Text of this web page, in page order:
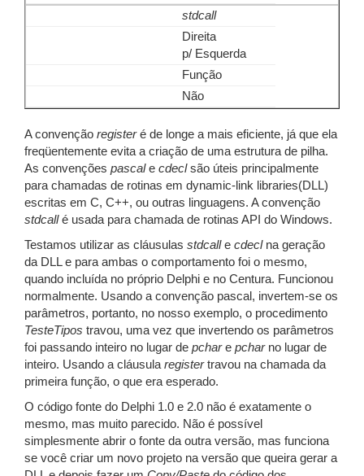
stdcall
Direita
p/ Esquerda
Função
Não
A convenção registeré de longe a mais eficiente, já que ela
freqüentemente evita a criação de uma estrutura de pilha.
As convenções pascale cdeclsão úteis principalmente
para chamadas de rotinas em dynamic-link libraries(DLL)
escritas em C, C++, ou outras linguagens. A convenção
stdcallé usada para chamada de rotinas API do Windows.
Testamos utilizar as cláusulas stdcalle cdeclna geração
da DLL e para ambas o comportamento foi o mesmo,
quando incluída no próprio Delphi e no Centura. Funcionou
normalmente. Usando a convenção pascal, invertem-se os
parâmetros, portanto, no nosso exemplo, o procedimento
TesteTipos travou, uma vez que invertendo os parâmetros
foi passando inteiro no lugar de pchare pcharno lugar de
inteiro. Usando a cláusula registertravou na chamada da
primeira função, o que era esperado.
O código fonte do Delphi 1.0 e 2.0 não é exatamente o
mesmo, mas muito parecido. Não é possível
simplesmente abrir o fonte da outra versão, mas funciona
se você criar um novo projeto na versão que queira gerar a